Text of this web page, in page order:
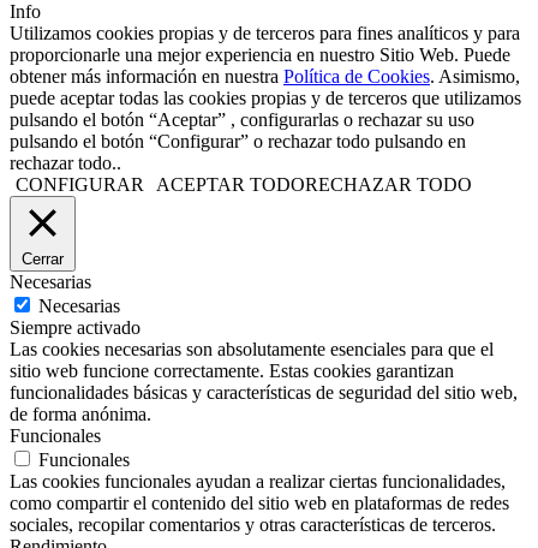
Info
Utilizamos cookies propias y de terceros para fines analíticos y para
proporcionarle una mejor experiencia en nuestro Sitio Web. Puede
obtener más información en nuestra Política de Cookies. Asimismo,
puede aceptar todas las cookies propias y de terceros que utilizamos
pulsando el botón “Aceptar” , configurarlas o rechazar su uso
pulsando el botón “Configurar” o rechazar todo pulsando en
rechazar todo..
CONFIGURAR
ACEPTAR TODORECHAZAR TODO
Cerrar
Necesarias
Necesarias
Siempre activado
Las cookies necesarias son absolutamente esenciales para que el
sitio web funcione correctamente. Estas cookies garantizan
funcionalidades básicas y características de seguridad del sitio web,
de forma anónima.
Funcionales
Funcionales
Las cookies funcionales ayudan a realizar ciertas funcionalidades,
como compartir el contenido del sitio web en plataformas de redes
sociales, recopilar comentarios y otras características de terceros.